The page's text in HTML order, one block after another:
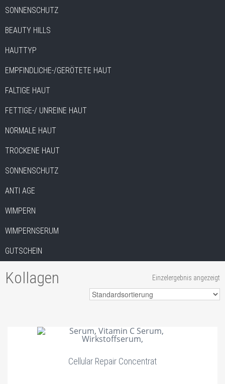
SONNENSCHUTZ
BEAUTY HILLS
HAUTTYP
EMPFINDLICHE-/GERÖTETE HAUT
FALTIGE HAUT
FETTIGE-/ UNREINE HAUT
NORMALE HAUT
TROCKENE HAUT
SONNENSCHUTZ
ANTI AGE
WIMPERN
WIMPERNSERUM
GUTSCHEIN
Kollagen Einzelergebnis angezeigt
Cellular Repair Concentrat